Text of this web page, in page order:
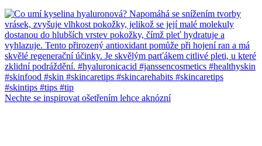
Nechte se inspirovat ošetřením lehce aknózní